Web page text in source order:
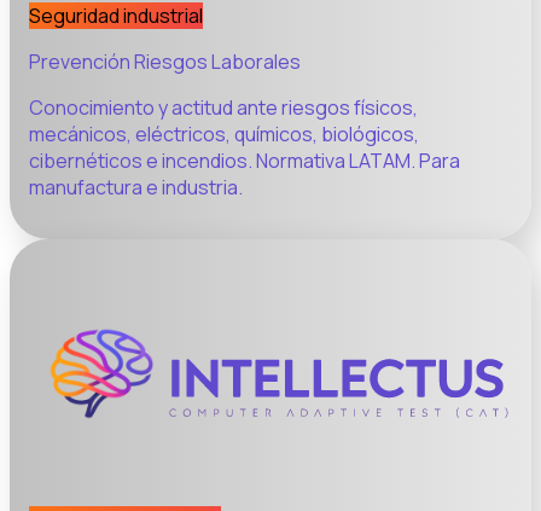
Seguridad industrial
Prevención Riesgos Laborales
Conocimiento y actitud ante riesgos físicos,
mecánicos, eléctricos, químicos, biológicos,
cibernéticos e incendios. Normativa LATAM. Para
manufactura e industria.